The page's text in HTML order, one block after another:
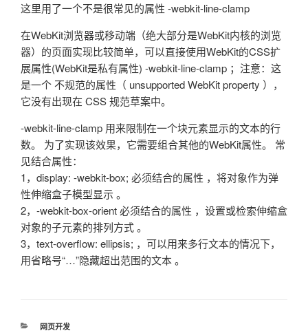
这里用了一个不是很常见的属性 -webkit-line-clamp
在WebKit浏览器或移动端（绝大部分是WebKit内核的浏览
器）的页面实现比较简单，可以直接使用WebKit的CSS扩
展属性(WebKit是私有属性) -webkit-line-clamp ；注意：这
是一个 不规范的属性（ unsupported WebKit property ），
它没有出现在 CSS 规范草案中。
-webkit-line-clamp 用来限制在一个块元素显示的文本的行
数。 为了实现该效果，它需要组合其他的WebKit属性。 常
见结合属性：
1，display: -webkit-box; 必须结合的属性 ，将对象作为弹
性伸缩盒子模型显示 。
2，-webkit-box-orient 必须结合的属性 ，设置或检索伸缩盒
对象的子元素的排列方式 。
3，text-overflow: ellipsis; ，可以用来多行文本的情况下，
用省略号“…”隐藏超出范围的文本 。
分
网页开发